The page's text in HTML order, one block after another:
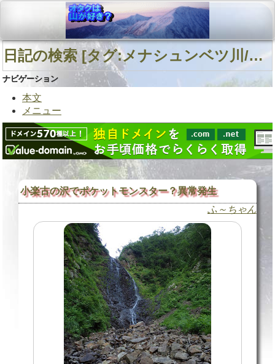
日記の検索 [タグ:メナシュンベツ川/メナシュンベツ川] 01～10(10件中)
ナビゲーション
本文
メニュー
小楽古の沢でポケットモンスター？異常発生
ふ～ちゃん